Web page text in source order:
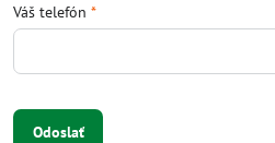
Váš telefón *
Odoslať